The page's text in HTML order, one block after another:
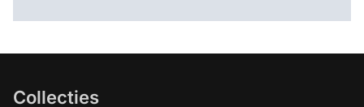
Collecties